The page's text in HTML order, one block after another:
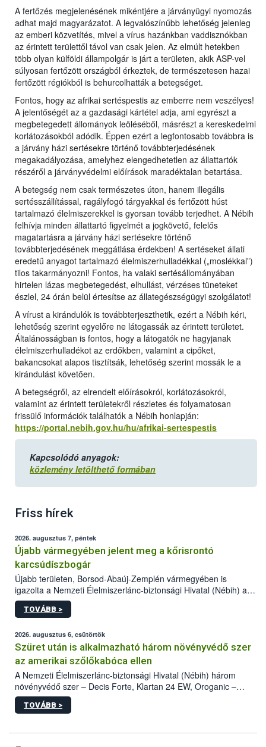
A fertőzés megjelenésének mikéntjére a járványügyi nyomozás
adhat majd magyarázatot. A legvalószínűbb lehetőség jelenleg
az emberi közvetítés, mivel a vírus hazánkban vaddisznókban
az érintett területtől távol van csak jelen. Az elmúlt hetekben
több olyan külföldi állampolgár is járt a területen, akik ASP-vel
súlyosan fertőzött országból érkeztek, de természetesen hazai
fertőzött régiókból is behurcolhatták a betegséget.
Fontos, hogy az afrikai sertéspestis az emberre nem veszélyes!
A jelentőségét az a gazdasági kártétel adja, ami egyrészt a
megbetegedett állományok leöléséből, másrészt a kereskedelmi
korlátozásokból adódik. Éppen ezért a legfontosabb továbbra is
a járvány házi sertésekre történő továbbterjedésének
megakadályozása, amelyhez elengedhetetlen az állattartók
részéről a járványvédelmi előírások maradéktalan betartása.
A betegség nem csak természetes úton, hanem illegális
sertésszállítással, ragályfogó tárgyakkal és fertőzött húst
tartalmazó élelmiszerekkel is gyorsan tovább terjedhet. A Nébih
felhívja minden állattartó figyelmét a jogkövető, felelős
magatartásra a járvány házi sertésekre történő
továbbterjedésének meggátlása érdekben! A sertéseket állati
eredetű anyagot tartalmazó élelmiszerhulladékkal („moslékkal”)
tilos takarmányozni! Fontos, ha valaki sertésállományában
hirtelen lázas megbetegedést, elhullást, vérzéses tüneteket
észlel, 24 órán belül értesítse az állategészségügyi szolgálatot!
A vírust a kirándulók is továbbterjeszthetik, ezért a Nébih kéri,
lehetőség szerint egyelőre ne látogassák az érintett területet.
Általánosságban is fontos, hogy a látogatók ne hagyjanak
élelmiszerhulladékot az erdőkben, valamint a cipőket,
bakancsokat alapos tisztítsák, lehetőség szerint mossák le a
kirándulást követően.
A betegségről, az elrendelt előírásokról, korlátozásokról,
valamint az érintett területekről részletes és folyamatosan
frissülő információk találhatók a Nébih honlapján:
https://portal.nebih.gov.hu/hu/afrikai-sertespestis
Kapcsolódó anyagok:
közlemény letölthető formában
Friss hírek
2026. augusztus 7, péntek
Újabb vármegyében jelent meg a kőrisrontó
karcsúdíszbogár
Újabb területen, Borsod-Abaúj-Zemplén vármegyében is
igazolta a Nemzeti Élelmiszerlánc-biztonsági Hivatal (Nébih) a
kőrisrontó karcsúdíszbogár (Agrilus planipennis) jelenlétét. A
kártevőt nem csak színcsapdában találták meg, de már fertőzött
az intenzív felderítést, emellett az intézkedéseket a szlovák
hatósággal is összehangolják a terjedés megállítása érdekében.
TOVÁBB >
2026. augusztus 6, csütörtök
Szüret után is alkalmazható három növényvédő szer
az amerikai szőlőkabóca ellen
A Nemzeti Élelmiszerlánc-biztonsági Hivatal (Nébih) három
növényvédő szer – Decis Forte, Klartan 24 EW, Oroganic –
engedélyokiratát módosította, így azok a szüretet követően,
egészen a vesszőérettség (BBCH 91) stádiumáig
érésű szőlőkben is legyen lehetőség a károsító elleni további
TOVÁBB >